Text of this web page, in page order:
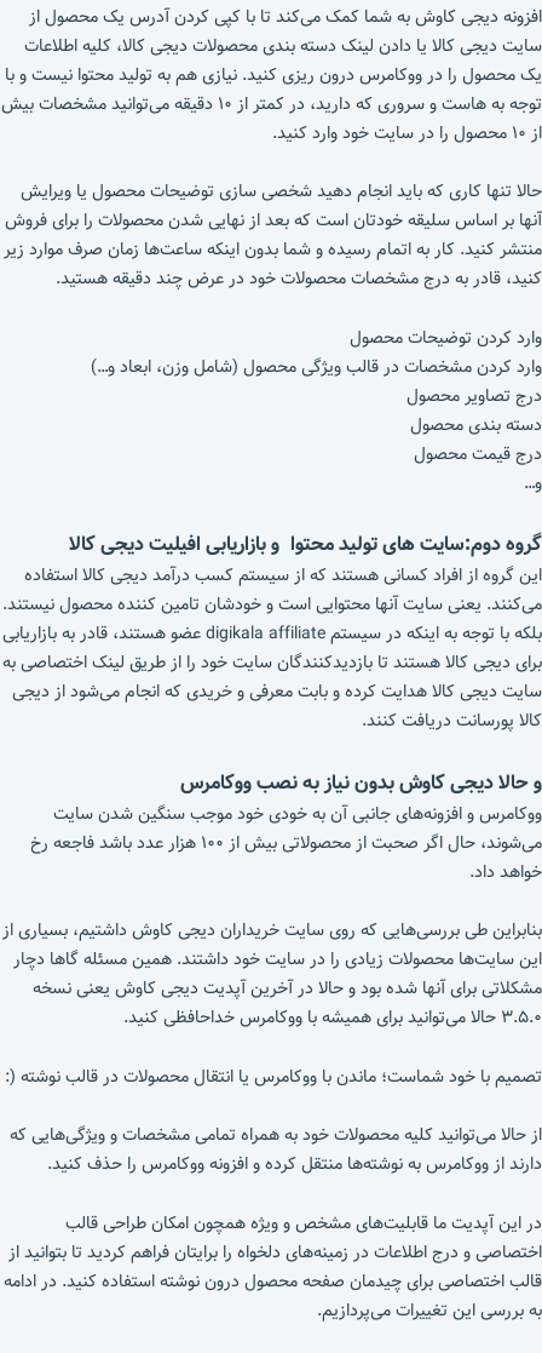
افزونه دیجی کاوش به شما کمک می‌کند تا با کپی کردن آدرس یک محصول از
سایت دیجی کالا یا دادن لینک دسته بندی محصولات دیجی کالا، کلیه اطلاعات
یک محصول را در ووکامرس درون ریزی کنید. نیازی هم به تولید محتوا نیست و با
توجه به هاست و سروری که دارید، در کمتر از ۱۰ دقیقه می‌توانید مشخصات بیش
از ۱۰ محصول را در سایت خود وارد کنید.
حالا تنها کاری که باید انجام دهید شخصی سازی توضیحات محصول یا ویرایش
آنها بر اساس سلیقه خودتان است که بعد از نهایی شدن محصولات را برای فروش
منتشر کنید. کار به اتمام رسیده و شما بدون اینکه ساعت‌ها زمان صرف موارد زیر
کنید، قادر به درج مشخصات محصولات خود در عرض چند دقیقه هستید.
وارد کردن توضیحات محصول
وارد کردن مشخصات در قالب ویژگی محصول (شامل وزن، ابعاد و…)
درج تصاویر محصول
دسته بندی محصول
درج قیمت محصول
و…
گروه دوم:سایت های تولید محتوا و بازاریابی افیلیت دیجی کالا
این گروه از افراد کسانی هستند که از سیستم کسب درآمد دیجی کالا استفاده
می‌کنند. یعنی سایت آنها محتوایی است و خودشان تامین کننده محصول نیستند.
بلکه با توجه به اینکه در سیستم digikala affiliate عضو هستند، قادر به بازاریابی
برای دیجی کالا هستند تا بازدیدکنندگان سایت خود را از طریق لینک اختصاصی به
سایت دیجی کالا هدایت کرده و بابت معرفی و خریدی که انجام می‌شود از دیجی
کالا پورسانت دریافت کنند.
و حالا دیجی کاوش بدون نیاز به نصب ووکامرس
ووکامرس و افزونه‌های جانبی آن به خودی خود موجب سنگین شدن سایت
می‌شوند، حال اگر صحبت از محصولاتی بیش از ۱۰۰ هزار عدد باشد فاجعه رخ
خواهد داد.
بنابراین طی بررسی‌هایی که روی سایت خریداران دیجی کاوش داشتیم، بسیاری از
این سایت‌ها محصولات زیادی را در سایت خود داشتند. همین مسئله گاها دچار
مشکلاتی برای آنها شده بود و حالا در آخرین آپدیت دیجی کاوش یعنی نسخه
۳.۵.۰ حالا می‌توانید برای همیشه با ووکامرس خداحافظی کنید.
تصمیم با خود شماست؛ ماندن با ووکامرس یا انتقال محصولات در قالب نوشته (:
از حالا می‌توانید کلیه محصولات خود به همراه تمامی مشخصات و ویژگی‌هایی که
دارند از ووکامرس به نوشته‌ها منتقل کرده و افزونه ووکامرس را حذف کنید.
در این آپدیت ما قابلیت‌های مشخص و ویژه همچون امکان طراحی قالب
اختصاصی و درج اطلاعات در زمینه‌های دلخواه را برایتان فراهم کردید تا بتوانید از
قالب اختصاصی برای چیدمان صفحه محصول درون نوشته استفاده کنید. در ادامه
به بررسی این تغییرات می‌پردازیم.